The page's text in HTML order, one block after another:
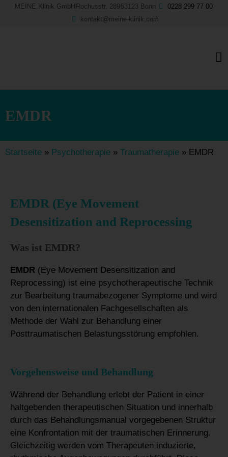
SkipMEINE.Klinik GmbH Rochusstr. 289 53123 Bonn
0228 299 77 00
kontakt@meine-klinik.com
EMDR
Startseite » Psychotherapie » Traumatherapie » EMDR
EMDR (Eye Movement
Desensitization and Reprocessing
Was ist EMDR?
EMDR (Eye Movement Desensitization and
Reprocessing) ist eine psychotherapeutische Technik
zur Bearbeitung traumabezogener Symptome und wird
von den internationalen Fachgesellschaften als
Methode der Wahl zur Behandlung einer
Posttraumatischen Belastungsstörung empfohlen.
Vorgehensweise und Behandlung
Während der Behandlung erlebt der Patient in einer
haltgebenden therapeutischen Situation und innerhalb
durch das Behandlungsmanual vorgegebenen Struktur
eine Konfrontation mit der traumatischen Erinnerung.
Gleichzeitig werden vom Therapeuten induzierte,